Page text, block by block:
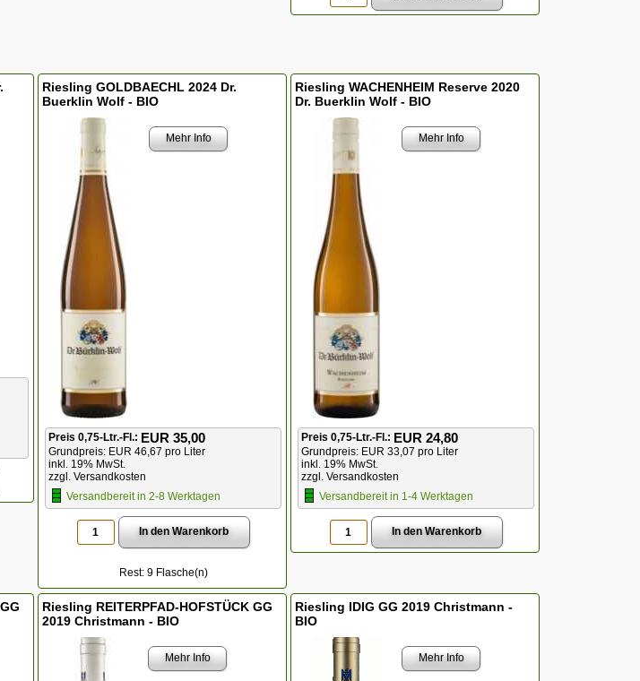
Riesling GOLDBAECHL 2024 Dr.
Buerklin Wolf - BIO
Mehr Info
Preis 0,75-Ltr.-Fl.: EUR 35,00
Grundpreis: EUR 46,67 pro Liter
inkl. 19% MwSt.
zzgl. Versandkosten
Versandbereit in 2-8 Werktagen
Rest: 9 Flasche(n)
Riesling WACHENHEIM Reserve 2020
Dr. Buerklin Wolf - BIO
Mehr Info
Preis 0,75-Ltr.-Fl.: EUR 24,80
Grundpreis: EUR 33,07 pro Liter
inkl. 19% MwSt.
zzgl. Versandkosten
Versandbereit in 1-4 Werktagen
Riesling REITERPFAD-HOFSTÜCK GG
2019 Christmann - BIO
Mehr Info
Riesling IDIG GG 2019 Christmann -
BIO
Mehr Info